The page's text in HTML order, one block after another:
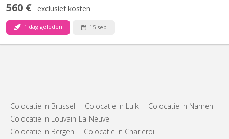
560 € exclusief kosten
1 dag geleden 15 sep
Colocatie in Brussel Colocatie in Luik
Colocatie in Namen
Colocatie in Louvain-La-Neuve
Colocatie in Bergen
Colocatie in Charleroi